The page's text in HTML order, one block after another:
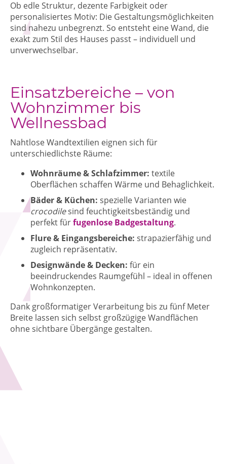
Ob edle Struktur, dezente Farbigkeit oder
personalisiertes Motiv: Die Gestaltungsmöglichkeiten
sind nahezu unbegrenzt. So entsteht eine Wand, die
exakt zum Stil des Hauses passt – individuell und
unverwechselbar.
Einsatzbereiche – von
Wohnzimmer bis
Wellnessbad
Nahtlose Wandtextilien eignen sich für
unterschiedlichste Räume:
Wohnräume & Schlafzimmer: textile
Oberflächen schaffen Wärme und Behaglichkeit.
Bäder & Küchen: spezielle Varianten wie
crocodilesind feuchtigkeitsbeständig und
perfekt fürfugenlose Badgestaltung.
Flure & Eingangsbereiche: strapazierfähig und
zugleich repräsentativ.
Designwände & Decken: für ein
beeindruckendes Raumgefühl – ideal in offenen
Wohnkonzepten.
Dank großformatiger Verarbeitung bis zu fünf Meter
Breite lassen sich selbst großzügige Wandflächen
ohne sichtbare Übergänge gestalten.
welche Vorteile bieten sie?